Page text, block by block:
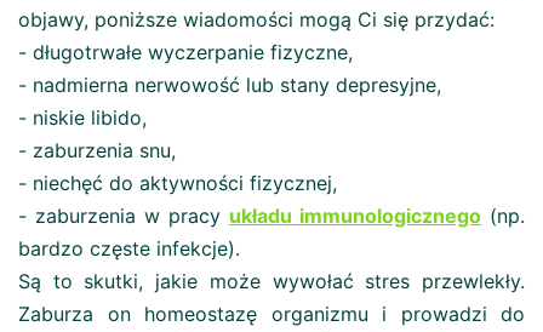
objawy, poniższe wiadomości mogą Ci się przydać:
- długotrwałe wyczerpanie fizyczne,
- nadmierna nerwowość lub stany depresyjne,
- niskie libido,
- zaburzenia snu,
- niechęć do aktywności fizycznej,
- zaburzenia w pracy układu immunologicznego (np.
bardzo częste infekcje).
Są to skutki, jakie może wywołać stres przewlekły.
Zaburza on homeostazę organizmu i prowadzi do